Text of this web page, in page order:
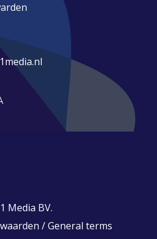
Media BV.
/General terms